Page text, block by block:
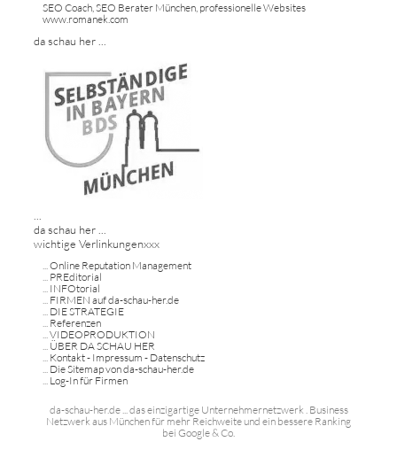
SEO Coach, SEO Berater München, professionelle Websites
www.romanek.com
da schau her ...
...
da schau her ...
wichtige Verlinkungenxxx
...Online Reputation Management
... PREditorial
... INFOtorial
... FIRMEN auf da-schau-her.de
... DIE STRATEGIE
... Referenzen
...VIDEOPRODUKTION
... ÜBER DA SCHAU HER
... Kontakt - Impressum - Datenschutz
... Die Sitemap von da-schau-her.de
... Log-In für Firmen
da-schau-her.de ... das einzigartige Unternehmernetzwerk . Business
Netzwerk aus München für mehr Reichweite und ein bessere Ranking
bei Google & Co.